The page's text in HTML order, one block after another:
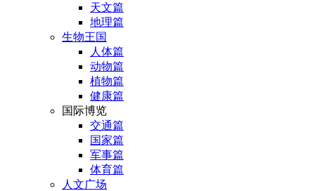
天文篇
地理篇
生物王国
人体篇
动物篇
植物篇
健康篇
国际博览
交通篇
国家篇
军事篇
体育篇
人文广场